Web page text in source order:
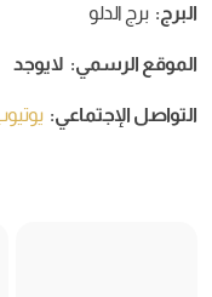
البرج: برج الدلو
الموقع الرسمي: لايوجد
التواصل الإجتماعي: يوتيوب